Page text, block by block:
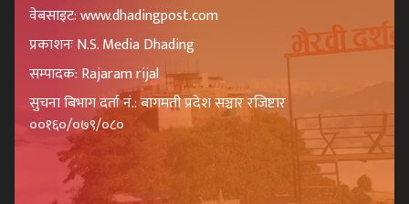
वेबसाइट: www.dhadingpost.com
प्रकाशनः N.S. Media Dhading
सम्पादक: Rajaram rijal
सुचना बिभाग दर्ता नं.: बागमती प्रदेश सञ्चार रजिष्टार
००१६०/०७९/०८०